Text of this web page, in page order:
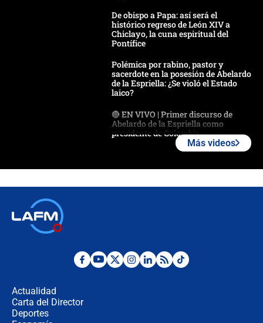
De obispo a Papa: así será el
histórico regreso de León XIV a
Chiclayo, la cuna espiritual del
Pontífice
Polémica por rabino, pastor y
sacerdote en la posesión de Abelardo
de la Espriella: ¿Se violó el Estado
laico?
🔴 EN VIVO | Primer discurso de
Abelardo de la Espriella como
presidente de Colombia
Espriella en Cali inicia la
Desde dermatitis hasta infecciones:
Más videos
Actualidad
Carta del Director
Deportes